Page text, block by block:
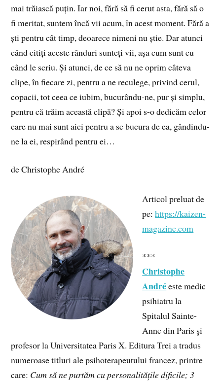
mai trăiască puțin. Iar noi, fără să fi cerut asta, fără să o
fi meritat, suntem încă vii acum, în acest moment. Fără a
ști pentru cât timp, deoarece nimeni nu știe. Dar atunci
când citiți aceste rânduri sunteți vii, așa cum sunt eu
când le scriu. Și atunci, de ce să nu ne oprim câteva
clipe, în fiecare zi, pentru a ne reculege, privind cerul,
copacii, tot ceea ce iubim, bucurându-ne, pur și simplu,
pentru că trăim această clipă? Și apoi s-o dedicăm celor
care nu mai sunt aici pentru a se bucura de ea, gândindu-
ne la ei, respirând pentru ei…
de Christophe André
Articol preluat de
pe:https://kaizen-
magazine.com
***
Christophe
Andréeste medic
psihiatru la
Spitalul Sainte-
Anne din Paris şi
profesor la Universitatea Paris X. Editura Trei a tradus
numeroase titluri ale psihoterapeutului francez, printre
care: Cum să ne purtăm cu personalitățile dificile; 3